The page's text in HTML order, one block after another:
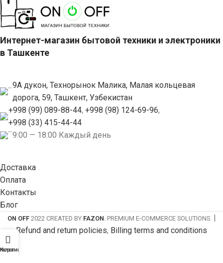
Интернет-магазин бытовой техники и электроники
в Ташкенте
9А дукон, Технорынок Малика, Малая кольцевая
дорога, 59, Ташкент, Узбекистан
+998 (99) 089-88-44, +998 (98) 124-69-96,
+998 (33) 415-44-44
9:00 — 18:00 Каждый день
Доставка
Оплата
Контакты
Блог
ON OFF 2022 CREATED BY FAZON. PREMIUM E-COMMERCE SOLUTIONS.|
Refund and return policies, Billing terms and conditions
Корзина